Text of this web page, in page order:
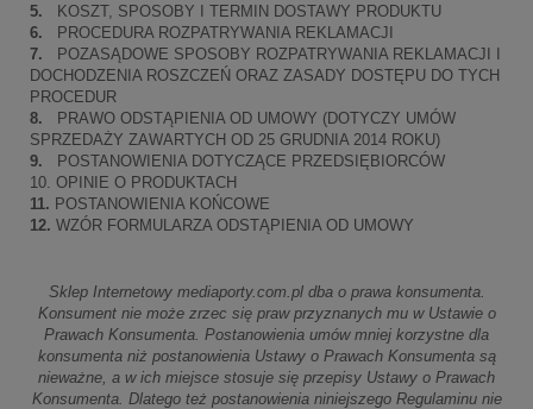
5.
KOSZT, SPOSOBY I TERMIN DOSTAWY PRODUKTU
6.
PROCEDURA ROZPATRYWANIA REKLAMACJI
7.
POZASĄDOWE SPOSOBY ROZPATRYWANIA REKLAMACJI I
DOCHODZENIA ROSZCZEŃ ORAZ ZASADY DOSTĘPU DO TYCH
PROCEDUR
8.
PRAWO ODSTĄPIENIA OD UMOWY (DOTYCZY UMÓW
SPRZEDAŻY ZAWARTYCH OD 25 GRUDNIA 2014 ROKU)
9.
POSTANOWIENIA DOTYCZĄCE PRZEDSIĘBIORCÓW
10. OPINIE O PRODUKTACH
11. POSTANOWIENIA KOŃCOWE
12. WZÓR FORMULARZA ODSTĄPIENIA OD UMOWY
Sklep Internetowy mediaporty.com.pl dba o prawa konsumenta.
Konsument nie może zrzec się praw przyznanych mu w Ustawie o
Prawach Konsumenta. Postanowienia umów mniej korzystne dla
konsumenta niż postanowienia Ustawy o Prawach Konsumenta są
nieważne, a w ich miejsce stosuje się przepisy Ustawy o Prawach
Konsumenta. Dlatego też postanowienia niniejszego Regulaminu nie